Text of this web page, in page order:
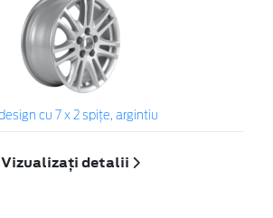
cu 7 x 2 spiţe, argintiu
Vizualizați detalii